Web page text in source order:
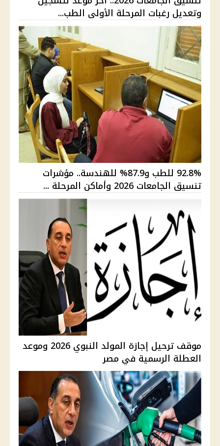
وتعديل رغبات المرحلة الأولى الطب...
92.8% للطب و87.9% للهندسة.. مؤشرات
تنسيق الجامعات 2026 وأماكن المرحلة ...
موقف ترحيل إجازة المولد النبوي 2026 وموعد
العطلة الرسمية في مصر